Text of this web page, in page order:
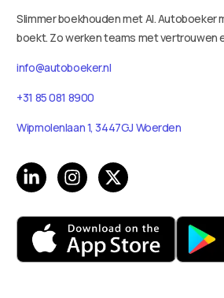
Slimmer boekhouden met AI. Autoboeker
boekt. Zo werken teams met vertrouwen
info@autoboeker.nl
+31 85 081 8900
Wipmolenlaan 1, 3447GJ Woerden